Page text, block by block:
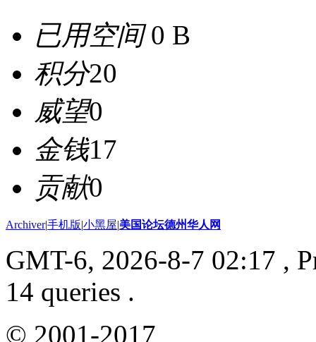
已用空间0 B
积分20
威望0
金钱17
贡献0
Archiver|手机版|小黑屋|美国论坛德州华人网
GMT-6, 2026-8-7 02:17 ,
14 queries .
© 2001-2017